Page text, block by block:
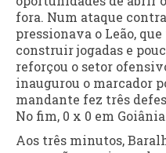
fora. Num ataque
pressionava o Leão,
construir jogadas e
reforçou o setor
inaugurou o marcador
mandante fez três
No fim, 0 x 0 em
Aos três minutos,